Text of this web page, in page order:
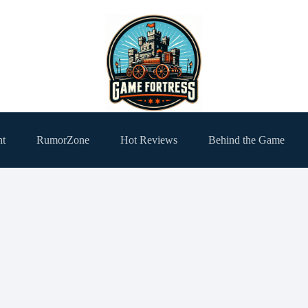
RumorZone Hot Reviews Behind the Game